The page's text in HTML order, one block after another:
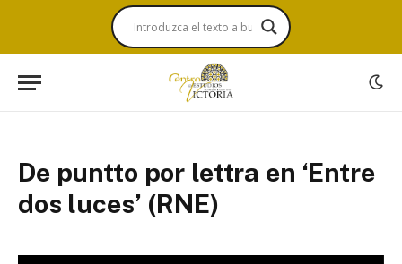
De puntto por lettra en ‘Entre
dos luces’ (RNE)